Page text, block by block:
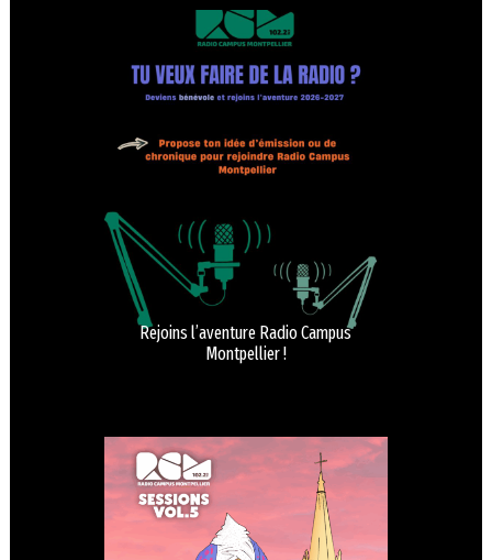
Rejoins l’aventure Radio Campus
Montpellier !